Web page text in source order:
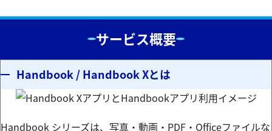
サービス概要
Handbook / Handbook Xとは
Handbook シリーズは、写真・動画・PDF・Officeファイルな